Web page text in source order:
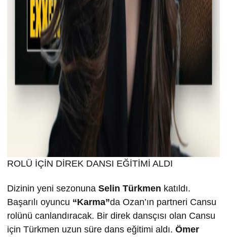
ROLÜ İÇİN DİREK DANSI EĞİTİMİ ALDI
Dizinin yeni sezonuna Selin Türkmen katıldı.
Başarılı oyuncu “Karma”da Ozan’ın partneri Cansu
rolünü canlandıracak. Bir direk dansçısı olan Cansu
için Türkmen uzun süre dans eğitimi aldı. Ömer